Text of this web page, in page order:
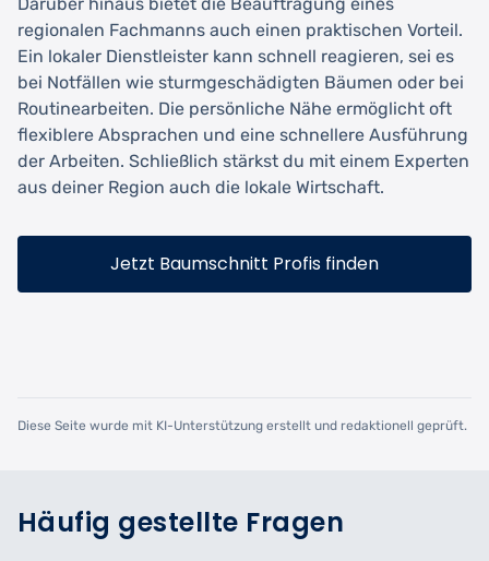
regionalen Fachmanns auch einen praktischen Vorteil.
Ein lokaler Dienstleister kann schnell reagieren, sei es
bei Notfällen wie sturmgeschädigten Bäumen oder bei
Routinearbeiten. Die persönliche Nähe ermöglicht oft
flexiblere Absprachen und eine schnellere Ausführung
der Arbeiten. Schließlich stärkst du mit einem Experten
aus deiner Region auch die lokale Wirtschaft.
Jetzt Baumschnitt Profis finden
Diese Seite wurde mit KI-Unterstützung erstellt und redaktionell geprüft.
Häufig gestellte Fragen